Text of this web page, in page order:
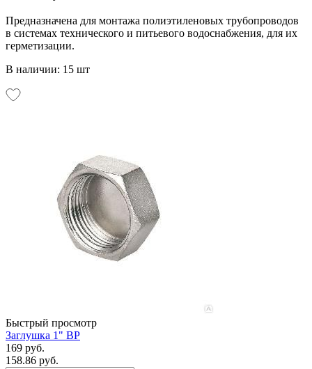
Предназначена для монтажа полиэтиленовых трубопроводов
в системах технического и питьевого водоснабжения, для их
герметизации.
В наличии: 15 шт
Быстрый просмотр
Заглушка 1" ВР
169 руб.
158.86 руб.